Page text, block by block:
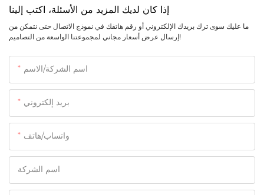
إذا كان لديك المزيد من الأسئلة، اكتب إلينا
ما عليك سوى ترك بريدك الإلكتروني أو رقم هاتفك في نموذج الاتصال حتى نتمكن من
إرسال عرض أسعار مجاني لمجموعتنا الواسعة من التصاميم!
اسم الشركة/الاسم
بريد إلكتروني
واتساب/هاتف
اسم الشركة